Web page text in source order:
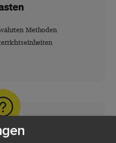
Methoden